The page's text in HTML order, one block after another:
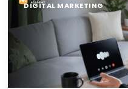
DIGITAL MARKETING